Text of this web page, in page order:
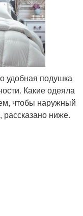
удобная подушка
Какие одеяла
чтобы наружный
рассказано ниже.